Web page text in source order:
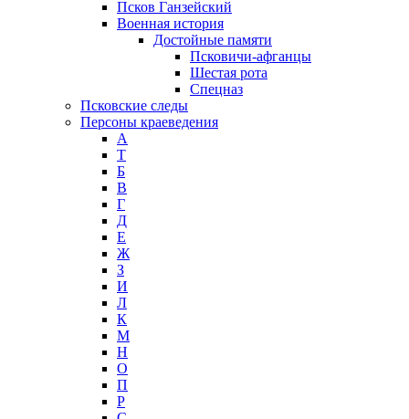
Псков Ганзейский
Военная история
Достойные памяти
Псковичи-афганцы
Шестая рота
Спецназ
Псковские следы
Персоны краеведения
А
T
Б
В
Г
Д
Е
Ж
З
И
Л
К
М
Н
О
П
Р